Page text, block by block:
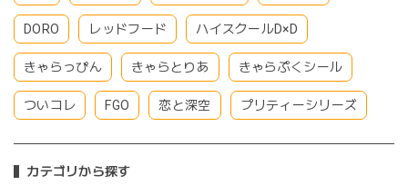
DORO レッドフード ハイスクールD×D
きゃらっぴん きゃらとりあ きゃらぷくシール
ついコレ FGO 恋と深空 プリティーシリーズ
カテゴリから探す